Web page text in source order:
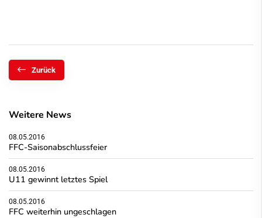
Zurück
Weitere News
08.05.2016
FFC-Saisonabschlussfeier
08.05.2016
U11 gewinnt letztes Spiel
08.05.2016
FFC weiterhin ungeschlagen